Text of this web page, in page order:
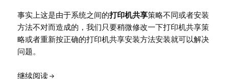
事实上这是由于系统之间的打印机共享策略不同或者安装
方法不对而造成的，我们只要稍微修改一下打印机共享策
略或者重新按正确的打印机共享安装方法安装就可以解决
问题。
继续阅读vista/win 7 系统下无法连接到网络打印机的解决办法